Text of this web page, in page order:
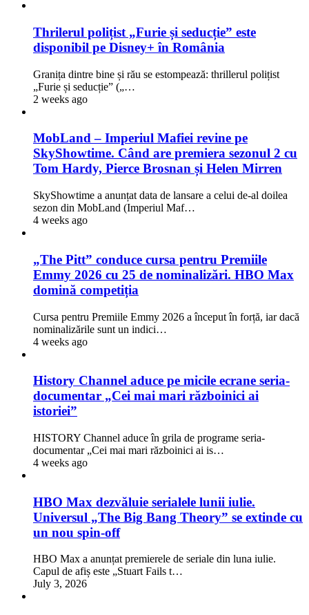
Thrilerul polițist „Furie și seducție” este
disponibil pe Disney+ în România
Granița dintre bine și rău se estompează: thrillerul polițist
„Furie și seducție” („…
2 weeks ago
MobLand – Imperiul Mafiei revine pe
SkyShowtime. Când are premiera sezonul 2 cu
Tom Hardy, Pierce Brosnan și Helen Mirren
SkyShowtime a anunțat data de lansare a celui de-al doilea
sezon din MobLand (Imperiul Maf…
4 weeks ago
„The Pitt” conduce cursa pentru Premiile
Emmy 2026 cu 25 de nominalizări. HBO Max
domină competiția
Cursa pentru Premiile Emmy 2026 a început în forță, iar dacă
nominalizările sunt un indici…
4 weeks ago
History Channel aduce pe micile ecrane seria-
documentar „Cei mai mari războinici ai
istoriei”
HISTORY Channel aduce în grila de programe seria-
documentar „Cei mai mari războinici ai is…
4 weeks ago
HBO Max dezvăluie serialele lunii iulie.
Universul „The Big Bang Theory” se extinde cu
un nou spin-off
HBO Max a anunțat premierele de seriale din luna iulie.
Capul de afiș este „Stuart Fails t…
July 3, 2026